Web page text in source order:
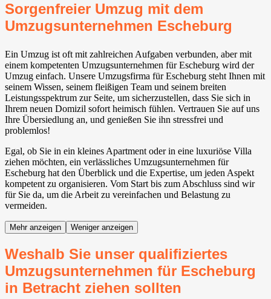
Sorgenfreier Umzug mit dem
Umzugsunternehmen Escheburg
Ein Umzug ist oft mit zahlreichen Aufgaben verbunden, aber mit
einem kompetenten Umzugsunternehmen für Escheburg wird der
Umzug einfach. Unsere Umzugsfirma für Escheburg steht Ihnen mit
seinem Wissen, seinem fleißigen Team und seinem breiten
Leistungsspektrum zur Seite, um sicherzustellen, dass Sie sich in
Ihrem neuen Domizil sofort heimisch fühlen. Vertrauen Sie auf uns
Ihre Übersiedlung an, und genießen Sie ihn stressfrei und
problemlos!
Egal, ob Sie in ein kleines Apartment oder in eine luxuriöse Villa
ziehen möchten, ein verlässliches Umzugsunternehmen für
Escheburg hat den Überblick und die Expertise, um jeden Aspekt
kompetent zu organisieren. Vom Start bis zum Abschluss sind wir
für Sie da, um die Arbeit zu vereinfachen und Belastung zu
vermeiden.
Mehr anzeigen Weniger anzeigen
Weshalb Sie unser qualifiziertes
Umzugsunternehmen für Escheburg
in Betracht ziehen sollten